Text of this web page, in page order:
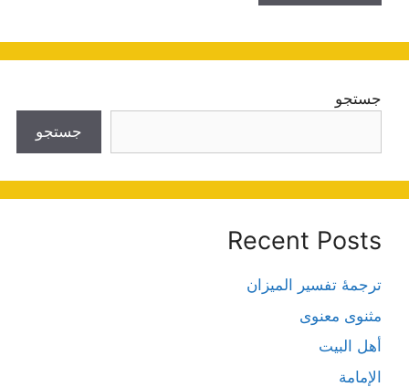
جستجو
جستجو
Recent Posts
ترجمۀ تفسیر المیزان
مثنوی معنوی
أهل البيت
الإمامة